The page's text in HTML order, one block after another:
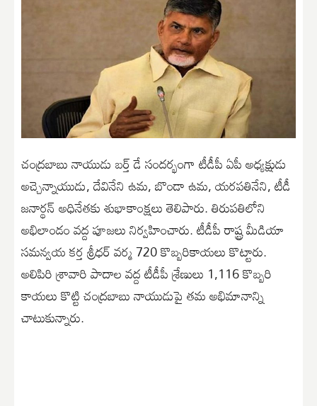
చంద్రబాబు నాయుడు బర్త్ డే సందర్భంగా టీడీపీ ఏపీ అధ్యక్షుడు
అచ్చెన్నాయుడు, దేవినేని ఉమ, బొండా ఉమ, యరపతినేని, టీడీ
జనార్థన్ అధినేతకు శుభాకాంక్షలు తెలిపారు. తిరుపతిలోని
అభిలాండం వద్ద పూజలు నిర్వహించారు. టీడీపీ రాష్ట్ర మీడియా
సమన్వయ కర్త శ్రీధర్ వర్మ 720 కొబ్బరికాయలు కొట్టారు.
అలిపిరి శ్రావారి పాదాల వద్ద టీడీపీ శ్రేణులు 1,116 కొబ్బరి
కాయలు కొట్టి చంద్రబాబు నాయుడుపై తమ అభిమానాన్ని
చాటుకున్నారు.